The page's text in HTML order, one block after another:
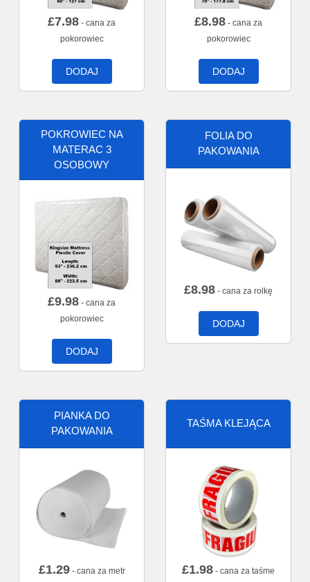
£7.98 - cana za
pokorowiec
DODAJ
£8.98 - cana za
pokorowiec
DODAJ
POKROWIEC NA
MATERAC 3
OSOBOWY
£9.98 - cana za
pokorowiec
DODAJ
FOLIA DO
PAKOWANIA
£8.98 - cana za rolkę
DODAJ
PIANKA DO
PAKOWANIA
£1.29- cana za metr
TAŚMA KLEJĄCA
£1.98 - cana za taśme